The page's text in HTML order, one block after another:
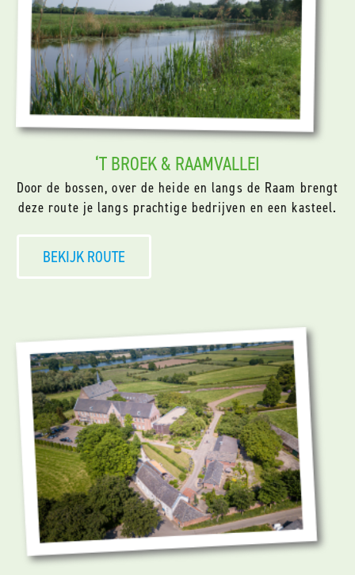
‘T BROEK & RAAMVALLEI
Door de bossen, over de heide en langs de Raam brengt
deze route je langs prachtige bedrijven en een kasteel.
BEKIJK ROUTE